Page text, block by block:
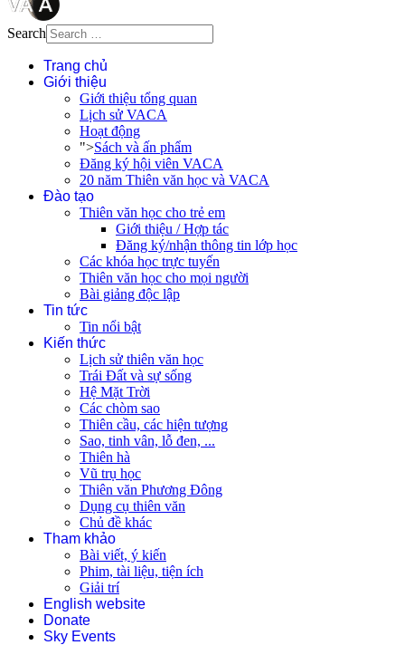
Search
Trang chủ
Giới thiệu
Giới thiệu tổng quan
Lịch sử VACA
Hoạt động
">Sách và ấn phẩm
Đăng ký hội viên VACA
20 năm Thiên văn học và VACA
Đào tạo
Thiên văn học cho trẻ em
Giới thiệu / Hợp tác
Đăng ký/nhận thông tin lớp học
Các khóa học trực tuyến
Thiên văn học cho mọi người
Bài giảng độc lập
Tin tức
Tin nổi bật
Kiến thức
Lịch sử thiên văn học
Trái Đất và sự sống
Hệ Mặt Trời
Các chòm sao
Thiên cầu, các hiện tượng
Sao, tinh vân, lỗ đen, ...
Thiên hà
Vũ trụ học
Thiên văn Phương Đông
Dụng cụ thiên văn
Chủ đề khác
Tham khảo
Bài viết, ý kiến
Phim, tài liệu, tiện ích
Giải trí
English website
Donate
Sky Events